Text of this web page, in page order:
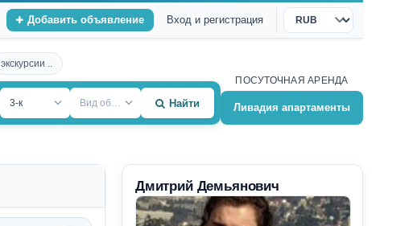
Добавить объявление Вход и регистрация
Валюта
экскурсии ..
3-к Вид объекта Найти
ПОСУТОЧНАЯ АРЕНДА
Ливадия апартаменты
Дмитрий Демьянович